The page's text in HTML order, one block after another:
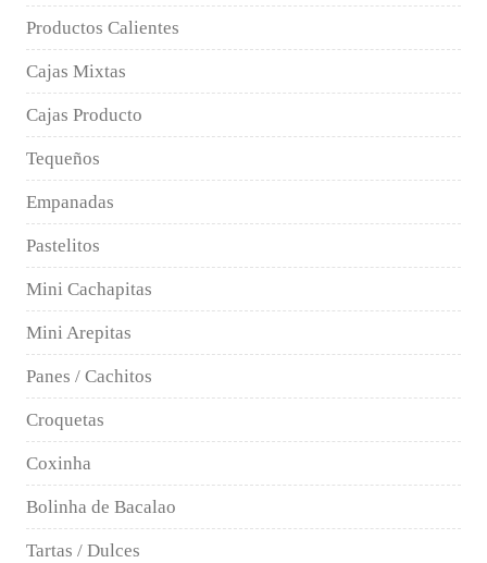
Productos Calientes
Cajas Mixtas
Cajas Producto
Tequeños
Empanadas
Pastelitos
Mini Cachapitas
Mini Arepitas
Panes / Cachitos
Croquetas
Coxinha
Bolinha de Bacalao
Tartas / Dulces